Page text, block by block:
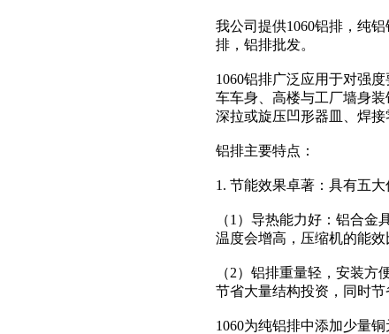
我公司提供1060铝排，纯
排，铝排批发。
1060铝排广泛应用于对强
车车身、高楼与工厂墙身
深拉或旋压凹形器皿、焊
铝排主要特点：
1. 节能效果卓著：具有五大
（1）导热能力好：铝合
温度会增高，压缩机的能
（2）铝排重量轻，安装
节省大量结构投资，同时节
1060为纯铝排中添加少量